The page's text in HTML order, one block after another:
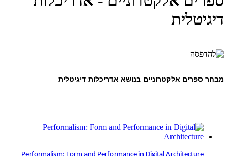
דיגיטלית
מבחר ספרים אלקטרוניים בנושא אדריכלות דיגיטלית